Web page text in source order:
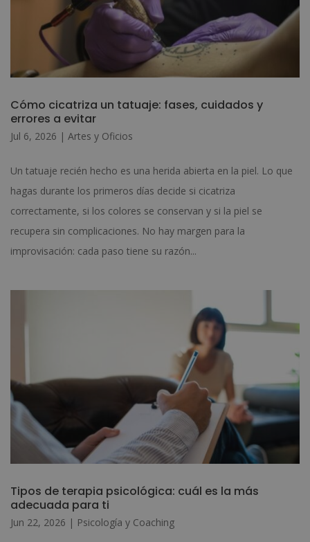
Cómo cicatriza un tatuaje: fases, cuidados y
errores a evitar
Jul 6, 2026 | Artes y Oficios
Un tatuaje recién hecho es una herida abierta en la piel. Lo que
hagas durante los primeros días decide si cicatriza
correctamente, si los colores se conservan y si la piel se
recupera sin complicaciones. No hay margen para la
improvisación: cada paso tiene su razón...
Tipos de terapia psicológica: cuál es la más
adecuada para ti
Jun 22, 2026 | Psicología y Coaching